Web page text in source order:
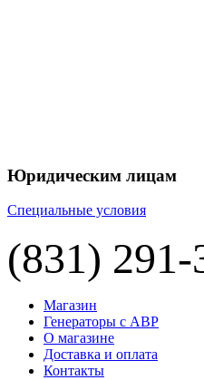
Юридическим лицам
Специальные условия
(831) 291-
Магазин
Генераторы с АВР
О магазине
Доставка и оплата
Контакты